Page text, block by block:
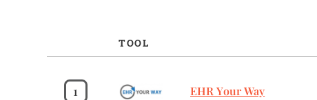
TOOL
1 EHR Your Way